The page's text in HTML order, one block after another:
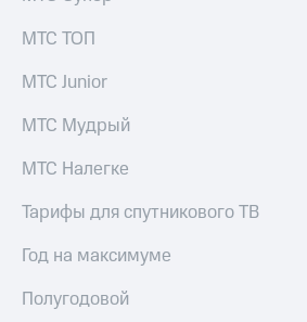
МТС ТОП
МТС Junior
МТС Мудрый
МТС Налегке
Тарифы для спутникового ТВ
Год на максимуме
Полугодовой